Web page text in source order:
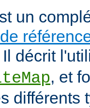
un
Il décrit
, et
différents